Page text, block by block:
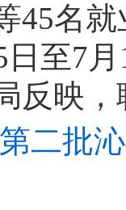
45名
日至7
反映，
二批